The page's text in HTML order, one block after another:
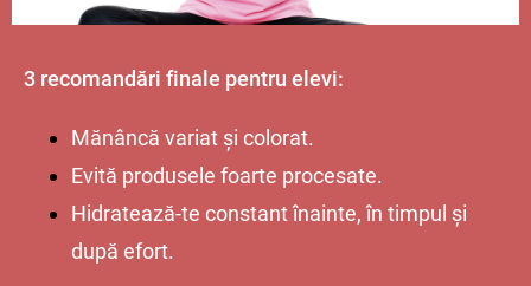
3 recomandări finale pentru elevi:
Mănâncă variat și colorat.
Evită produsele foarte procesate.
Hidratează-te constant înainte, în timpul și
după efort.